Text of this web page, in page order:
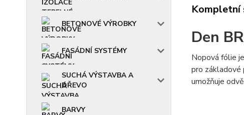
BETONOVÉ VÝROBKY
FASÁDNÍ SYSTÉMY
SUCHÁ VÝSTAVBA A
DŘEVO
BARVY
Kompletní
Den
Nopová fólie
pro základové
umožňuje